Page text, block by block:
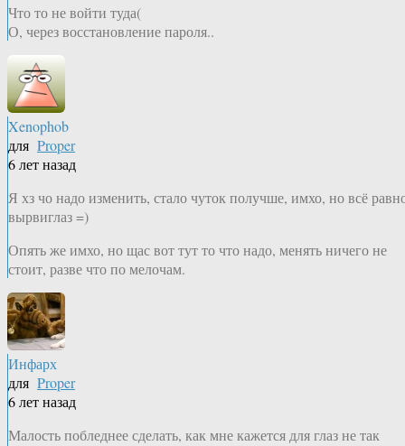
Что то не войти туда(
О, через восстановление пароля..
Xenophob
для Proper
6 лет назад
Я хз чо надо изменить, стало чуток получше, имхо, но всё
вырвиглаз =)
Опять же имхо, но щас вот тут то что надо, менять ничего не
стоит, разве что по мелочам.
Инфарх
для Proper
6 лет назад
Малость побледнее сделать, как мне кажется для глаз не так